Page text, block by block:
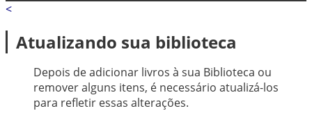
Español
العربية
中文
<
Atualizando sua biblioteca
Depois de adicionar livros à sua Biblioteca ou
remover alguns itens, é necessário atualizá-los
para refletir essas alterações.